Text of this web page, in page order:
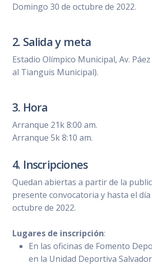
Domingo 30 de octubre de 2022.
2. Salida y meta
Estadio Olímpico Municipal, Av.
al Tianguis Municipal).
3. Hora
Arranque 21k 8:00 am.
Arranque 5k 8:10 am.
4. Inscripciones
Quedan abiertas a partir de la
presente convocatoria y hasta el día
octubre de 2022.
Lugares de inscripción:
En las oficinas de Fomento
en la Unidad Deportiva